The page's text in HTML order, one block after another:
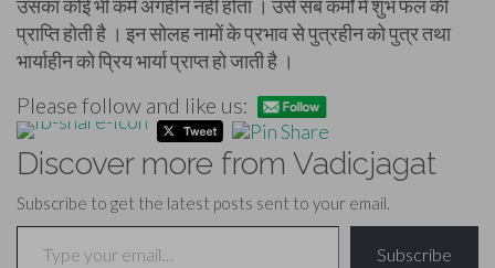
उसका कोई भी कर्म अंगहीन नहीं होता । उसे सब कर्मों में शुभ फल की
प्राप्ति होती है । इन सोलह नामों के प्रभाव से पुत्रहीन को पुत्र तथा
भार्याहीन को प्रिय भार्या प्राप्त हो जाती है ।
Please follow and like us:
Discover more from Vadicjagat
Subscribe to get the latest posts sent to your email.
Type your email…
Subscribe